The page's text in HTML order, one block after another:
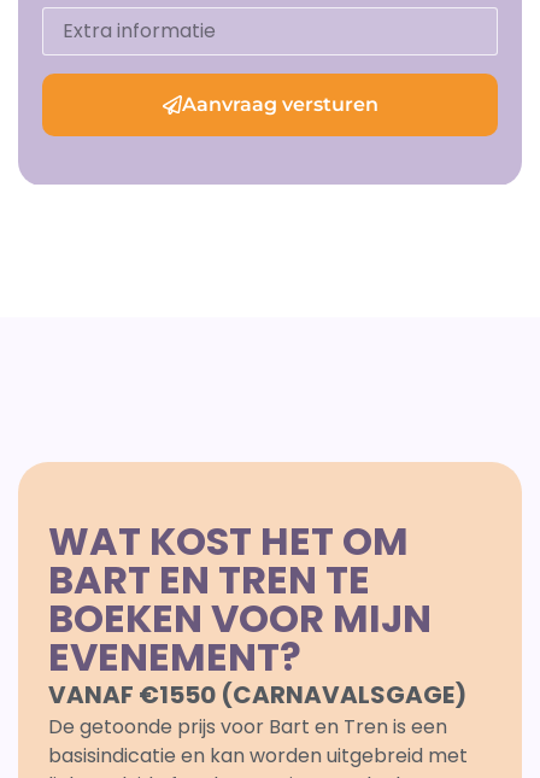
Aanvraag versturen
WAT KOST HET OM
BART EN TREN TE
BOEKEN VOOR MIJN
EVENEMENT?
VANAF €1550 (CARNAVALSGAGE)
De getoonde prijs voor Bart en Tren is een
basisindicatie en kan worden uitgebreid met